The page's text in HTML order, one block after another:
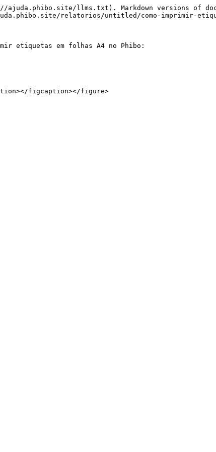
llms.txt). Markdown versions of
relatorios/untitled/como-imprimir-
etiquetas em folhas A4 no Phibo: